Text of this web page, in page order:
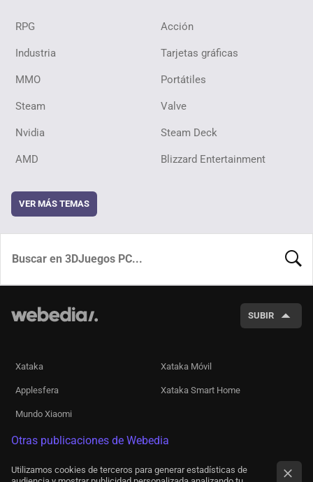
RPG Acción
Industria Tarjetas gráficas
MMO Portátiles
Steam Valve
Nvidia Steam Deck
AMD Blizzard Entertainment
VER MÁS TEMAS
SUBIR
Xataka Xataka Móvil
Applesfera Xataka Smart Home
Mundo Xiaomi
Otras publicaciones de Webedia
Utilizamos cookies de terceros para generar estadísticas de